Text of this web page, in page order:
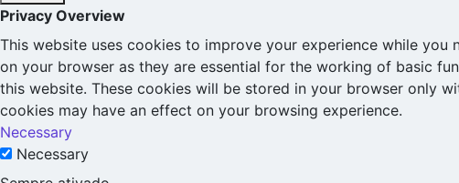
Privacy Overview
This website uses cookies to improve your experience while
on your browser as they are essential for the working of basic
this website. These cookies will be stored in your browser only
cookies may have an effect on your browsing experience.
Necessary
Necessary